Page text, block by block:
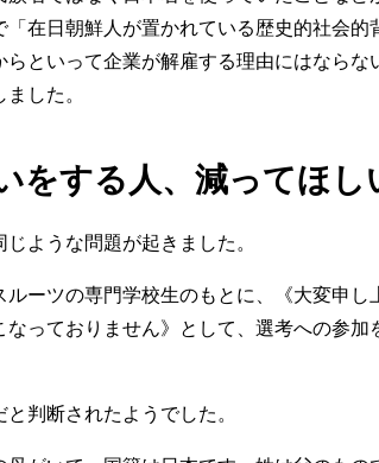
在日朝鮮人が置かれている歴史的社会的
といって企業が解雇する理由にはならな
した。
をする人、減ってほし
ような問題が起きました。
ーツの専門学校生のもとに、《大変申し
っておりません》として、選考への参加
判断されたようでした。